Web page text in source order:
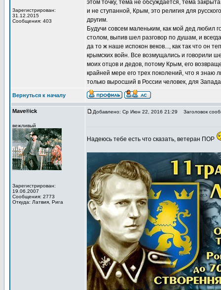
Зарегистрирован:
31.12.2015
Сообщения: 403
этом точку, тема не обсуждается, тема
и не ступанной, Крым, это религия для
другим.
Будучи совсем маленьким, как мой дед любил
столом, выпив шел разговор по душам, и
да то ж наше испокон веков..., как так что он
крымских войн. Все возмущались и говорили
моих отцов и дедов, потому Крым, его
крайней мере его трех поколений, что я знаю
только выросший в России человек, для
Вернуться к началу
Mave®ick
вежливый
Зарегистрирован:
19.06.2007
Сообщения: 2773
Откуда: Латвия, Рига
Добавлено: Ср Июн 22, 2016 21:29 Заголовок
Надеюсь тебе есть что сказать, ветеран ПОР